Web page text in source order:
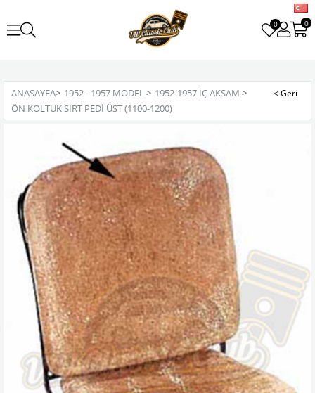
0 0
ANASAYFA> 1952 - 1957 MODEL> 1952-1957 İÇ AKSAM >
ÖN KOLTUK SIRT PEDI ÜST (1100-1200)